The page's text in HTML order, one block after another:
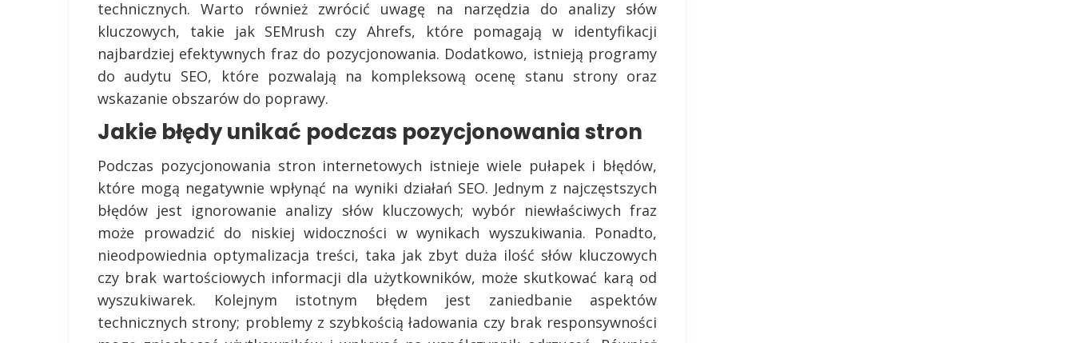
technicznych. Warto również zwrócić uwagę na narzędzia do analizy słów
kluczowych, takie jak SEMrush czy Ahrefs, które pomagają w identyfikacji
najbardziej efektywnych fraz do pozycjonowania. Dodatkowo, istnieją programy
do audytu SEO, które pozwalają na kompleksową ocenę stanu strony oraz
wskazanie obszarów do poprawy.
Jakie błędy unikać podczas pozycjonowania stron
Podczas pozycjonowania stron internetowych istnieje wiele pułapek i błędów,
które mogą negatywnie wpłynąć na wyniki działań SEO. Jednym z najczęstszych
błędów jest ignorowanie analizy słów kluczowych; wybór niewłaściwych fraz
może prowadzić do niskiej widoczności w wynikach wyszukiwania. Ponadto,
nieodpowiednia optymalizacja treści, taka jak zbyt duża ilość słów kluczowych
czy brak wartościowych informacji dla użytkowników, może skutkować karą od
wyszukiwarek. Kolejnym istotnym błędem jest zaniedbanie aspektów
technicznych strony; problemy z szybkością ładowania czy brak responsywności